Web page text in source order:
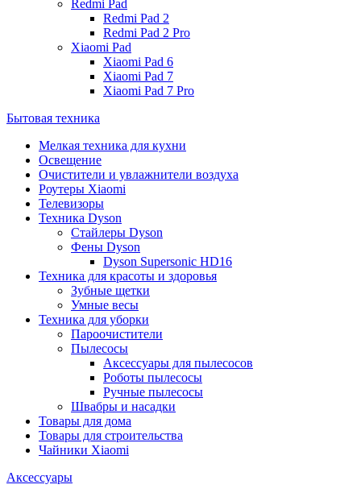
Redmi Pad
Redmi Pad 2
Redmi Pad 2 Pro
Xiaomi Pad
Xiaomi Pad 6
Xiaomi Pad 7
Xiaomi Pad 7 Pro
Бытовая техника
Мелкая техника для кухни
Освещение
Очистители и увлажнители воздуха
Роутеры Xiaomi
Телевизоры
Техника Dyson
Стайлеры Dyson
Фены Dyson
Dyson Supersonic HD16
Техника для красоты и здоровья
Зубные щетки
Умные весы
Техника для уборки
Пароочистители
Пылесосы
Аксессуары для пылесосов
Роботы пылесосы
Ручные пылесосы
Швабры и насадки
Товары для дома
Товары для строительства
Чайники Xiaomi
Аксессуары